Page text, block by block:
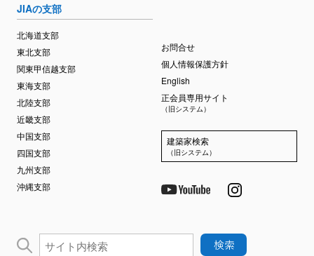
JIAの支部
北海道支部
東北支部
関東甲信越支部
東海支部
北陸支部
近畿支部
中国支部
四国支部
九州支部
沖縄支部
お問合せ
個人情報保護方針
English
正会員専用サイト
（旧システム）
建築家検索
（旧システム）